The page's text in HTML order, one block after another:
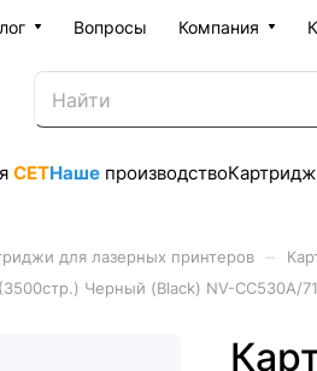
Вопросы Компания
CETНаше производство
для лазерных принтеров
Черный (Black) NV-CC530A/